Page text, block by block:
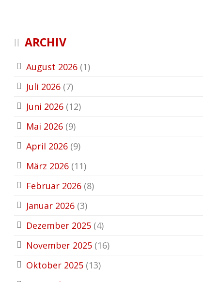
ARCHIV
August 2026 (1)
Juli 2026 (7)
Juni 2026 (12)
Mai 2026 (9)
April 2026 (9)
März 2026 (11)
Februar 2026 (8)
Januar 2026 (3)
Dezember 2025 (4)
November 2025 (16)
Oktober 2025 (13)